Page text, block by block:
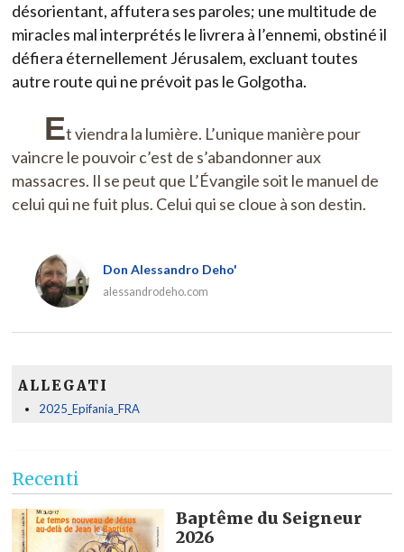
désorientant, affutera ses paroles; une multitude de
miracles mal interprétés le livrera à l’ennemi, obstiné il
défiera éternellement Jérusalem, excluant toutes
autre route qui ne prévoit pas le Golgotha.
Et viendra la lumière. L’unique manière pour
vaincre le pouvoir c’est de s’abandonner aux
massacres. Il se peut que L’Évangile soit le manuel de
celui qui ne fuit plus. Celui qui se cloue à son destin.
Don Alessandro Deho'
alessandrodeho.com
ALLEGATI
2025_Epifania_FRA
Recenti
Baptême du Seigneur
2026